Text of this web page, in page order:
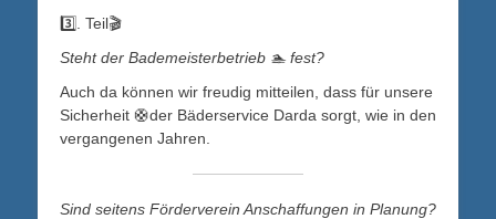
3️⃣. Teil🎬
Steht der Bademeisterbetrieb 🏊 fest?
Auch da können wir freudig mitteilen, dass für unsere
Sicherheit 🛟der Bäderservice Darda sorgt, wie in den
vergangenen Jahren.
Sind seitens Förderverein Anschaffungen in Planung?